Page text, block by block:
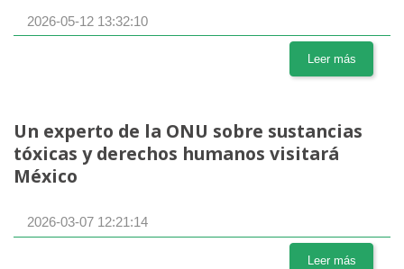
2026-05-12 13:32:10
Leer más
Un experto de la ONU sobre sustancias
tóxicas y derechos humanos visitará
México
2026-03-07 12:21:14
Leer más